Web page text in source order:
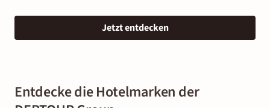
Jetzt entdecken
Entdecke die Hotelmarken der